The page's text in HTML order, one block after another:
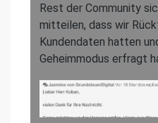
Rest der Community
mitteilen, dass wir
Kundendaten hatten
Geheimmodus erfragt